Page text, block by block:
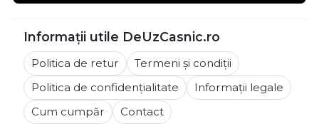
Asistență clienți
📞0729 194 233
📧comenzi@deuzcasnic.ro
Program: Luni – Vineri, 09:00 – 18:00